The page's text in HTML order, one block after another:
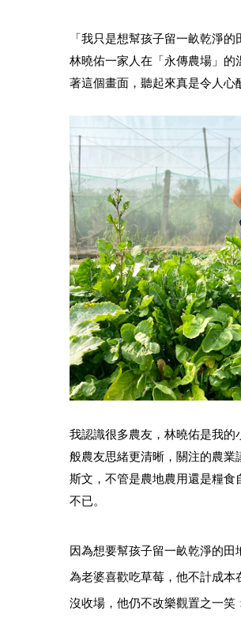
「我只是想幫孩子留一畝乾淨
林曉佑一家人在「永傳農場」
著這個畫面，聽起來真是令人心
我認識很多農友，林曉佑是我
般農友思緒更清晰，關注的農
斯文，不管是農地農用還是糧
不已。
因為想要幫孩子留一畝乾淨的
為老婆喜歡吃草莓，他不計成
沒收場，他仍不改樂觀置之一